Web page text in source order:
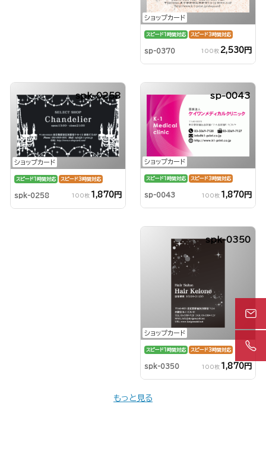
ショップカード
スピード1時間対応 スピード3時間対応
sp-0370 100枚 2,530円
ショップカード
spk-0258
スピード1時間対応 スピード3時間対応
spk-0258 100枚 1,870円
ショップカード
sp-0043
スピード1時間対応 スピード3時間対応
sp-0043 100枚 1,870円
ショップカード
spk-0350
スピード1時間対応 スピード3時間対応
spk-0350 100枚 1,870円
もっと見る